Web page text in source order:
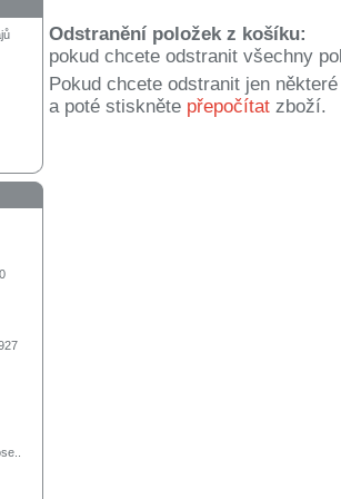
Odstranění položek z košíku:
pokud chcete odstranit všechny
Pokud chcete odstranit jen
a poté stiskněte přepočítat zboží.